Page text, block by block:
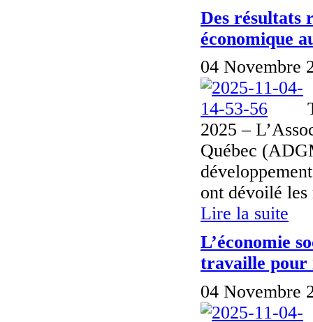
Des résultats
économique
04 Novembre
2025 –
Québec
ont dévoilé les
Lire la suite
L’économie
travaille pour
04 Novembre